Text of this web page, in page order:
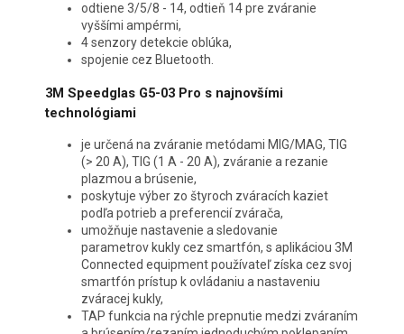
odtiene 3/5/8 - 14, odtieň 14 pre zváranie
vyššími ampérmi,
4 senzory detekcie oblúka,
spojenie cez Bluetooth.
3M Speedglas G5-03 Pro s najnovšími
technológiami
je určená na zváranie metódami MIG/MAG, TIG
(> 20 A), TIG (1 A - 20 A), zváranie a rezanie
plazmou a brúsenie,
poskytuje výber zo štyroch zváracích kaziet
podľa potrieb a preferencií zvárača,
umožňuje nastavenie a sledovanie
parametrov kukly cez smartfón, s aplikáciou 3M
Connected equipment používateľzíska cez svoj
smartfón prístup k ovládaniu a nastaveniu
zváracej kukly,
TAP funkcia na rýchle prepnutie medzi zváraním